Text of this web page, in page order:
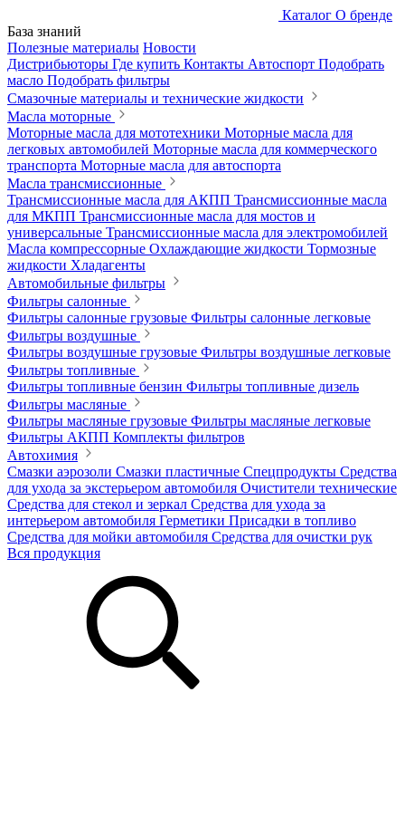
Каталог О бренде
База знаний
Полезные материалы Новости
Дистрибьюторы Где купить Контакты Автоспорт Подобрать
масло Подобрать фильтры
Смазочные материалы и технические жидкости
Масла моторные
Моторные масла для мототехники Моторные масла для
легковых автомобилей Моторные масла для коммерческого
транспорта Моторные масла для автоспорта
Масла трансмиссионные
Трансмиссионные масла для АКПП Трансмиссионные масла
для МКПП Трансмиссионные масла для мостов и
универсальные Трансмиссионные масла для электромобилей
Масла компрессорные Охлаждающие жидкости Тормозные
жидкости Хладагенты
Автомобильные фильтры
Фильтры салонные
Фильтры салонные грузовые Фильтры салонные легковые
Фильтры воздушные
Фильтры воздушные грузовые Фильтры воздушные легковые
Фильтры топливные
Фильтры топливные бензин Фильтры топливные дизель
Фильтры масляные
Фильтры масляные грузовые Фильтры масляные легковые
Фильтры АКПП Комплекты фильтров
Автохимия
Смазки аэрозоли Смазки пластичные Спецпродукты Средства
для ухода за экстерьером автомобиля Очистители технические
Средства для стекол и зеркал Средства для ухода за
интерьером автомобиля Герметики Присадки в топливо
Средства для мойки автомобиля Средства для очистки рук
Вся продукция